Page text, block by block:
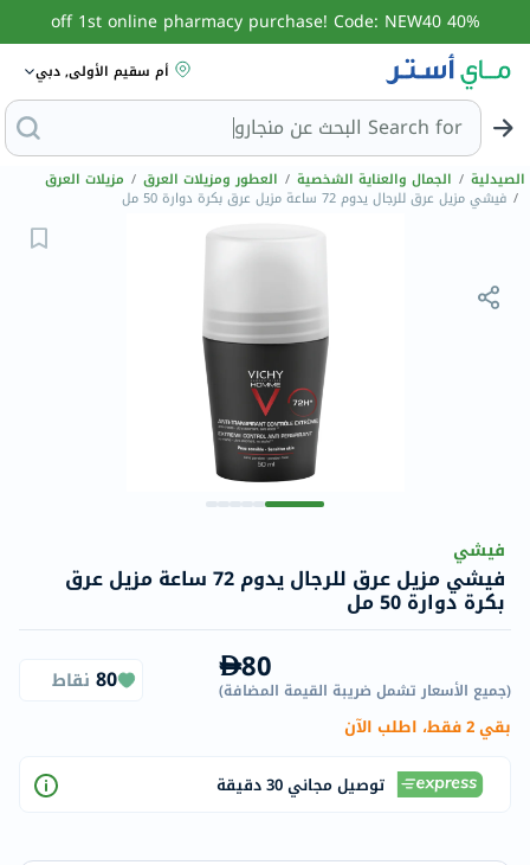
40% off 1st online pharmacy purchase! Code: NEW40
أم سقيم الأولى, دبي
Search for البح
الصيدلية / الجمال والعناية الشخصية / العطور ومزيلات العرق / مزيلات العرق
/ فيشي مزيل عرق للرجال يدوم 72 ساعة مزيل عرق بكرة دوارة 50 مل
فيشي
فيشي مزيل عرق للرجال يدوم 72 ساعة مزيل عرق
بكرة دوارة 50 مل
80 (جميع الأسعار تشمل ضريبة القيمة المضافة)
80 نقاط
بقي 2 فقط، اطلب الآن
توصيل مجاني 30 دقيقة